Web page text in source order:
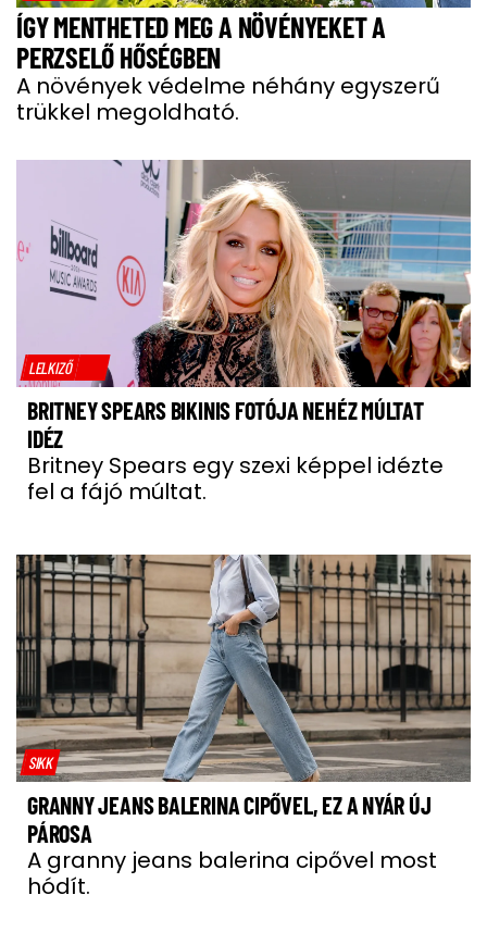
ÍGY MENTHETED MEG A NÖVÉNYEKET A
PERZSELŐ HŐSÉGBEN
A növények védelme néhány egyszerű
trükkel megoldható.
LELKIZŐ
BRITNEY SPEARS BIKINIS FOTÓJA NEHÉZ MÚLTAT
IDÉZ
Britney Spears egy szexi képpel idézte
fel a fájó múltat.
SIKK
GRANNY JEANS BALERINA CIPŐVEL, EZ A NYÁR ÚJ
PÁROSA
A granny jeans balerina cipővel most
hódít.